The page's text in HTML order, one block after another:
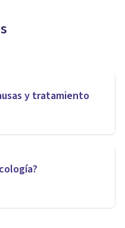
y tratamiento
tratamiento